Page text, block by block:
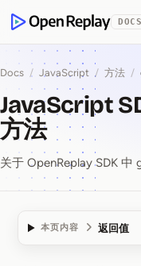
OpenReplay
DOCS
Docs / JavaScript / 方法 /
JavaScript
方法
关于 OpenReplay SDK 中
本页内容 返回值